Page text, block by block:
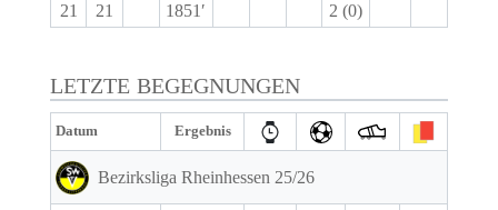
21 21 1851′ 2 (0)
LETZTE BEGEGNUNGEN
Datum Ergebnis
Bezirksliga Rheinhessen 25/26